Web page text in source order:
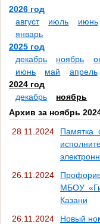
2026 год
август
июль июнь
январь
2025 год
декабрь
ноябрь
июнь
май апрель
2024 год
декабрь
ноябрь
Архив за ноябрь
28.11.2024
Памятка
26.11.2024
МБОУ
Казани
26.11.2024
Новый